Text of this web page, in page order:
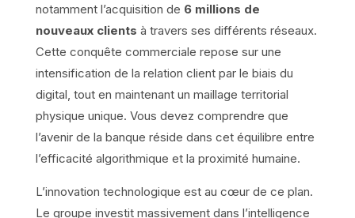
notamment l’acquisition de 6 millions de
nouveaux clients à travers ses différents réseaux.
Cette conquête commerciale repose sur une
intensification de la relation client par le biais du
digital, tout en maintenant un maillage territorial
physique unique. Vous devez comprendre que
l’avenir de la banque réside dans cet équilibre entre
l’efficacité algorithmique et la proximité humaine.
L’innovation technologique est au cœur de ce plan.
Le groupe investit massivement dans l’intelligence